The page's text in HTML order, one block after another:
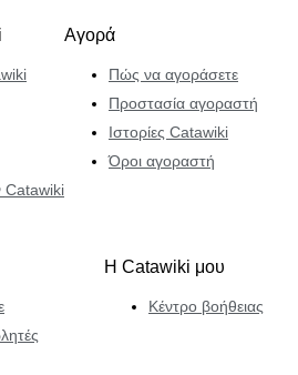
Catawiki
Αγορά
Πώς να αγοράσετε
Προστασία αγοραστή
Ιστορίες Catawiki
Όροι αγοραστή
Η Catawiki μου
Κέντρο βοήθειας